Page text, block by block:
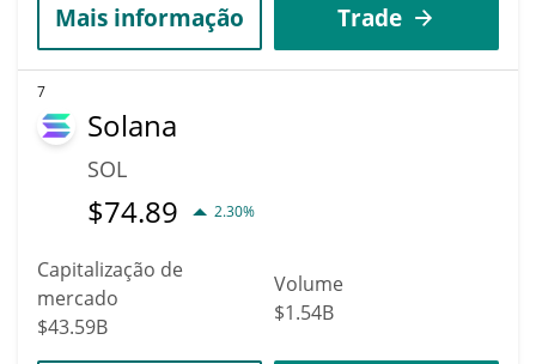
Mais informação Trade
7
Solana
SOL
$74.89 2.30%
Capitalização de
mercado
$43.59B
Volume
$1.54B